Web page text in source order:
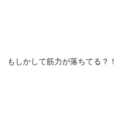
もしかして筋力が落ちてる？！